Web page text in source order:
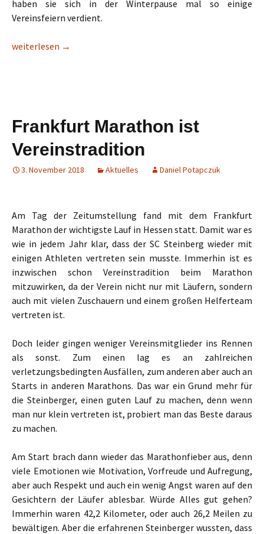
haben sie sich in der Winterpause mal so einige
Vereinsfeiern verdient.
Es gibt ständig etwas zu feiern
weiterlesen →
Frankfurt Marathon ist
Vereinstradition
3. November 2018 Aktuelles Daniel Potapczuk
Am Tag der Zeitumstellung fand mit dem Frankfurt
Marathon der wichtigste Lauf in Hessen statt. Damit war es
wie in jedem Jahr klar, dass der SC Steinberg wieder mit
einigen Athleten vertreten sein musste. Immerhin ist es
inzwischen schon Vereinstradition beim Marathon
mitzuwirken, da der Verein nicht nur mit Läufern, sondern
auch mit vielen Zuschauern und einem großen Helferteam
vertreten ist.
Doch leider gingen weniger Vereinsmitglieder ins Rennen
als sonst. Zum einen lag es an zahlreichen
verletzungsbedingten Ausfällen, zum anderen aber auch an
Starts in anderen Marathons. Das war ein Grund mehr für
die Steinberger, einen guten Lauf zu machen, denn wenn
man nur klein vertreten ist, probiert man das Beste daraus
zu machen.
Am Start brach dann wieder das Marathonfieber aus, denn
viele Emotionen wie Motivation, Vorfreude und Aufregung,
aber auch Respekt und auch ein wenig Angst waren auf den
Gesichtern der Läufer ablesbar. Würde Alles gut gehen?
Immerhin waren 42,2 Kilometer, oder auch 26,2 Meilen zu
bewältigen. Aber die erfahrenen Steinberger wussten, dass